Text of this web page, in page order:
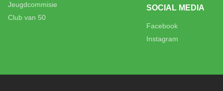
Jeugdcommisie
Club van 50
SOCIAL MEDIA
Facebook
Instagram